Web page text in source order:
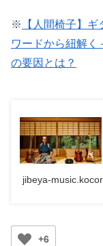
※
【人間椅子】
ワードから紐解く
の要因とは？
jibeya-
+6